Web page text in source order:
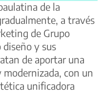
de la
a través
de Grupo
y sus
de aportar una
con un
unificadora